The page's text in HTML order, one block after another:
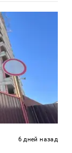
6 дней назад